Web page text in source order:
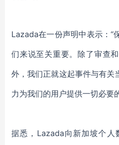
Lazada在一份声明中表示：“
们来说至关重要。除了审查
外，我们正就这起事件与有关
力为我们的用户提供一切必要
据悉，Lazada向新加坡个人